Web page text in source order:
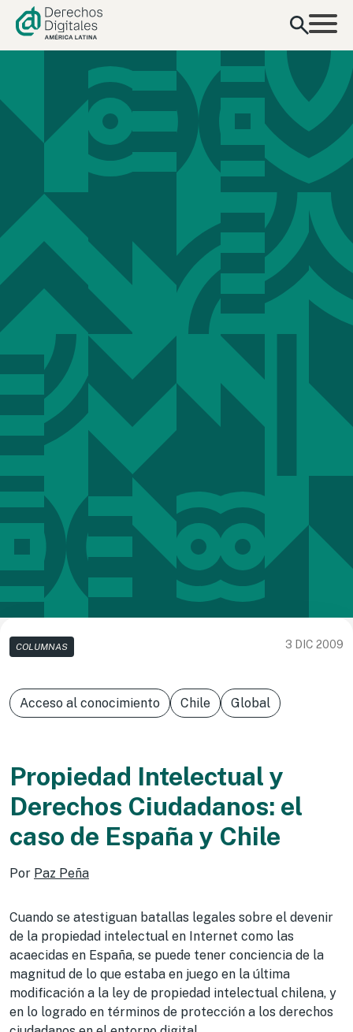
contenido
COLUMNAS 3 DIC 2009
Acceso al conocimiento Chile Global
Propiedad Intelectual y
Derechos Ciudadanos: el
caso de España y Chile
Por Paz Peña
Cuando se atestiguan batallas legales sobre el devenir
de la propiedad intelectual en Internet como las
acaecidas en España, se puede tener conciencia de la
magnitud de lo que estaba en juego en la última
modificación a la ley de propiedad intelectual chilena, y
en lo logrado en términos de protección a los derechos